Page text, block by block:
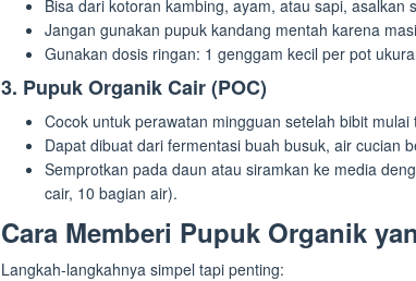
Bisa dari kotoran kambing, ayam, atau sapi, asalkan
Jangan gunakan pupuk kandang mentah karena
Gunakan dosis ringan: 1 genggam kecil per pot
3. Pupuk Organik Cair (POC)
Cocok untuk perawatan mingguan setelah bibit mulai
Dapat dibuat dari fermentasi buah busuk, air cucian
Semprotkan pada daun atau siramkan ke media
cair, 10 bagian air).
Cara Memberi Pupuk Organik
Langkah-langkahnya simpel tapi penting: